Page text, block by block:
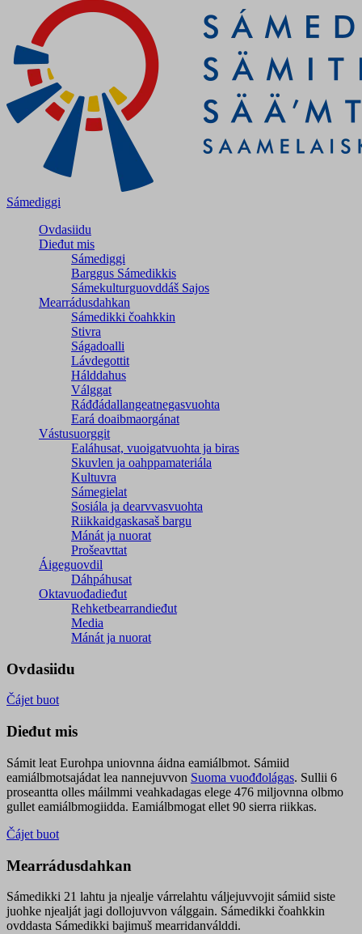
Sámediggi
Ovdasiidu
Dieđut mis
Sámediggi
Barggus Sámedikkis
Sámekulturguovddáš Sajos
Mearrádusdahkan
Sámedikki čoahkkin
Stivra
Ságadoalli
Lávdegottit
Hálddahus
Válggat
Ráđđádallangeatnegas­vuohta
Eará doaibmaorgánat
Vástusuorggit
Ealáhusat, vuoigatvuohta ja biras
Skuvlen ja oahppamateriála
Kultuvra
Sámegielat
Sosiála ja dearvvasvuohta
Riikkaidgaskasaš bargu
Mánát ja nuorat
Prošeavttat
Áigeguovdil
Dáhpáhusat
Oktavuođadieđut
Rehketbearrandieđut
Media
Mánát ja nuorat
Ovdasiidu
Čájet buot
Dieđut mis
Sámit leat Eurohpa uniovnna áidna eamiálbmot. Sámiid
eamiálbmotsajádat lea nannejuvvon Suoma vuođđolágas. Sullii 6
proseantta olles máilmmi veahkadagas elege 476 miljovnna olbmo
gullet eamiálbmogiidda. Eamiálbmogat ellet 90 sierra riikkas.
Čájet buot
Mearrádusdahkan
Sámedikki 21 lahtu ja njealje várrelahtu váljejuvvojit sámiid siste
juohke njealját jagi dollojuvvon válggain. Sámedikki čoahkkin
ovddasta Sámedikki bajimuš mearridanválddi.